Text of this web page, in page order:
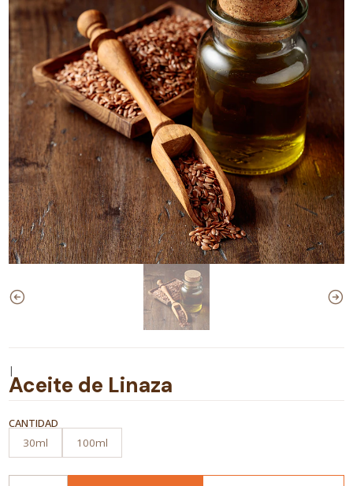
|
Aceite de Linaza
CANTIDAD
30ml
100ml